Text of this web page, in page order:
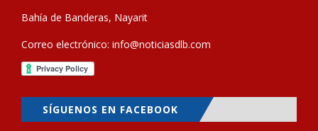
Bahía de Banderas, Nayarit
Correo electrónico: info@noticiasdlb.com
SÍGUENOS EN FACEBOOK